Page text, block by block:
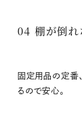
04 棚が倒れ
固定用品の定番
るので安心。